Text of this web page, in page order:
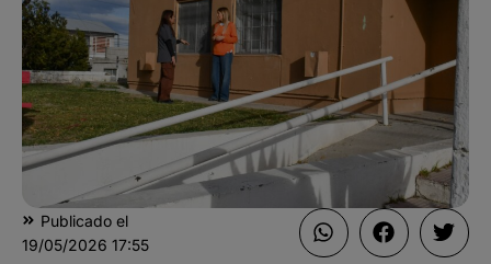
Publicado el
19/05/2026 17:55